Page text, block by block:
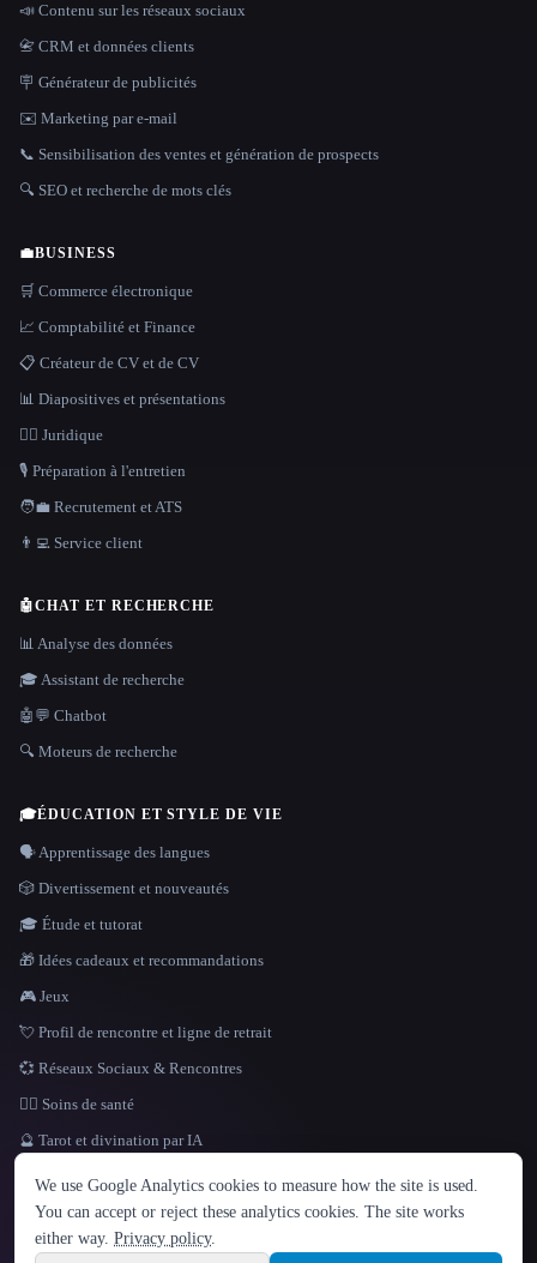
LANGUE
English español Français Русский 简体中文
Hindi
📣 Contenu sur les réseaux sociaux
📇 CRM et données clients
🪧 Générateur de publicités
✉️ Marketing par e-mail
📞 Sensibilisation des ventes et génération de prospects
🔍 SEO et recherche de mots clés
💼BUSINESS
🛒 Commerce électronique
📈 Comptabilité et Finance
📋 Créateur de CV et de CV
📊 Diapositives et présentations
👩‍⚖️ Juridique
🎙️ Préparation à l'entretien
🧑‍💼 Recrutement et ATS
👨‍💻 Service client
🤖CHAT ET RECHERCHE
📊 Analyse des données
🎓 Assistant de recherche
🤖💬 Chatbot
🔍 Moteurs de recherche
🎓ÉDUCATION ET STYLE DE VIE
🗣️ Apprentissage des langues
🎲 Divertissement et nouveautés
🎓 Étude et tutorat
🎁 Idées cadeaux et recommandations
🎮 Jeux
💘 Profil de rencontre et ligne de retrait
💞 Réseaux Sociaux & Rencontres
👩‍⚕️ Soins de santé
🔮 Tarot et divination par IA
© 2026 That AI Collection. Tous droits réservés.
We use Google Analytics cookies to measure how the site is used.
You can accept or reject these analytics cookies. The site works
either way. Privacy policy.